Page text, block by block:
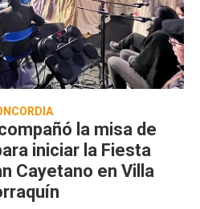
la misa de
iniciar la Fiesta
Cayetano en Villa